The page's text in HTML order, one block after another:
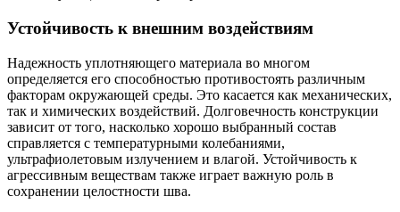
Устойчивость к внешним воздействиям
Надежность уплотняющего материала во многом
определяется его способностью противостоять различным
факторам окружающей среды. Это касается как механических,
так и химических воздействий. Долговечность конструкции
зависит от того, насколько хорошо выбранный состав
справляется с температурными колебаниями,
ультрафиолетовым излучением и влагой. Устойчивость к
агрессивным веществам также играет важную роль в
сохранении целостности шва.